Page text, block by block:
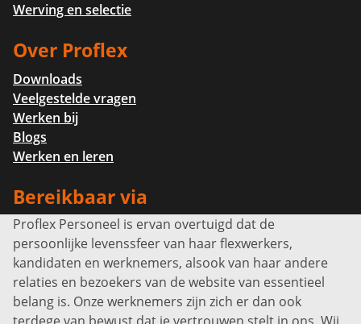
Werving en selectie
Over Proflex
Downloads
Veelgestelde vragen
Werken bij
Blogs
Werken en leren
Bereikbaar via
Info@proflexpersoneel.nl
Bel ons:+31 (0)85 0450040
Prins Willem-Alexanderlaan 301
7311 SW Apeldoorn
Disclaimer
Proflex Personeel is ervan overtuigd dat de
persoonlijke levenssfeer van haar flexwerkers,
kandidaten en werknemers, alsook van haar andere
relaties en bezoekers van de website van essentieel
belang is. Onze werknemers zijn zich er dan ook